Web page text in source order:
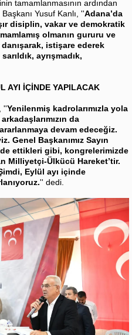
tamamlanmasının ardından
Yusuf Kanlı, ''Adana’da
disiplin, vakar ve demokratik
olmanın gururu ve
istişare ederek
ayrışmadık,
AYI İÇİNDE YAPILACAK
''Yenilenmiş kadrolarımızla yola
da
devam edeceğiz.
Genel Başkanımız Sayın
ettikleri gibi, kongrelerimizde
Milliyetçi-Ülkücü Hareket’tir.
Eylül ayı içinde
'' dedi.